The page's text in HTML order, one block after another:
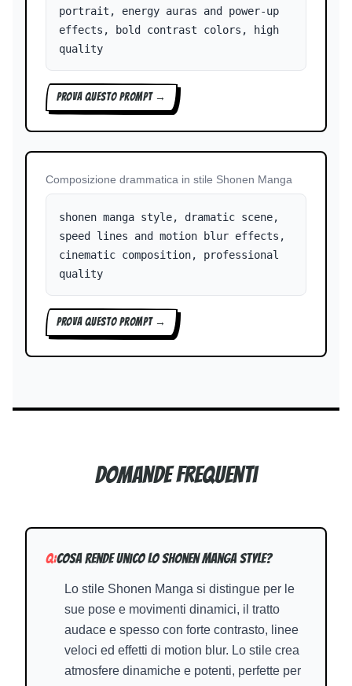
portrait, energy auras and power-up
effects, bold contrast colors, high
quality
PROVA QUESTO PROMPT →
Composizione drammatica in stile Shonen Manga
shonen manga style, dramatic scene,
speed lines and motion blur effects,
cinematic composition, professional
quality
PROVA QUESTO PROMPT →
Domande frequenti
Q:Cosa rende unico lo Shonen Manga Style?
Lo stile Shonen Manga si distingue per le
sue pose e movimenti dinamici, il tratto
audace e spesso con forte contrasto, linee
veloci ed effetti di motion blur. Lo stile crea
atmosfere dinamiche e potenti, perfette per